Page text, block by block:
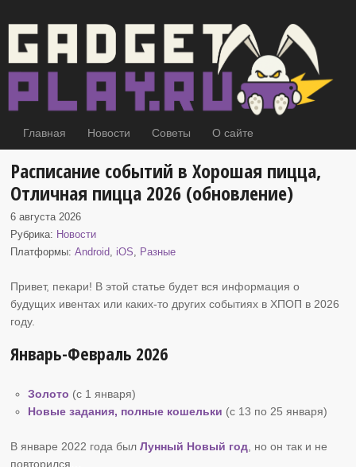
Главная Новости Советы О сайте
Расписание событий в Хорошая пицца,
Отличная пицца 2026 (обновление)
6 августа 2026
Рубрика: Новости
Платформы:Android, iOS, Разные
Привет, пекари! В этой статье будет вся информация о
будущих ивентах или каких-то других событиях в ХПОП в 2026
году.
Январь-Февраль 2026
Золото (с 1 января)
Новые задания, полные кошельки (с 13 по 25 января)
В январе 2022 года былЛунный Новый год , но он так и не
повторился…